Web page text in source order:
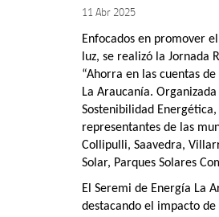
11 Abr 2025
Enfocados en promover
luz, se realizó la Jornada
“Ahorra en las cuentas
La Araucanía.
Sostenibilidad
representantes de las
Collipulli, Saavedra,
Solar, Parques Solares
El Seremi de Energía La
destacando el impacto